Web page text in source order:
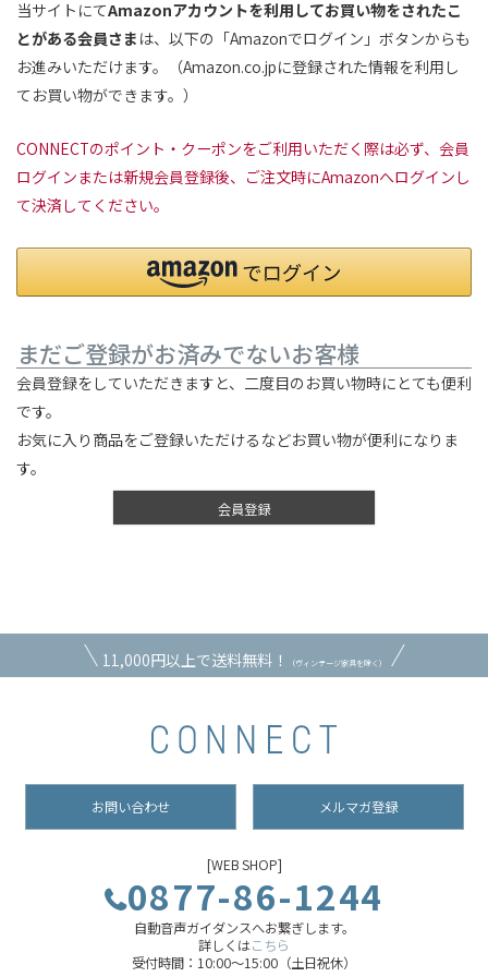
当サイトにてAmazonアカウントを利用してお買い物をされたこ
とがある会員さま は、以下の「Amazonでログイン」ボタンからも
お進みいただけます。（Amazon.co.jpに登録された情報を利用し
てお買い物ができます。）
CONNECTのポイント・クーポンをご利用いただく際は必ず、会員
ログインまたは新規会員登録後、ご注文時にAmazonへログインし
て決済してください。
まだご登録がお済みでないお客様
会員登録をしていただきますと、二度目のお買い物時にとても便利
です。
お気に入り商品をご登録いただけるなどお買い物が便利になりま
す。
会員登録
11,000円以上で送料無料！ （ヴィンテージ家具を除く）
お問い合わせ メルマガ登録
[WEB SHOP]
0877-86-1244
自動音声ガイダンスへお繋ぎします。
詳しくはこちら
受付時間：10:00～15:00（土日祝休）